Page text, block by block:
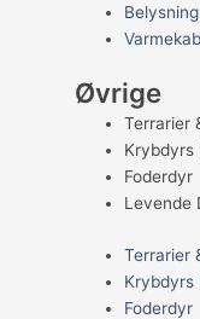
Belysning
Øvrige
Terrarier
Krybdyrs
Foderdyr
Levende
Terrarier
Krybdyrs
Foderdyr